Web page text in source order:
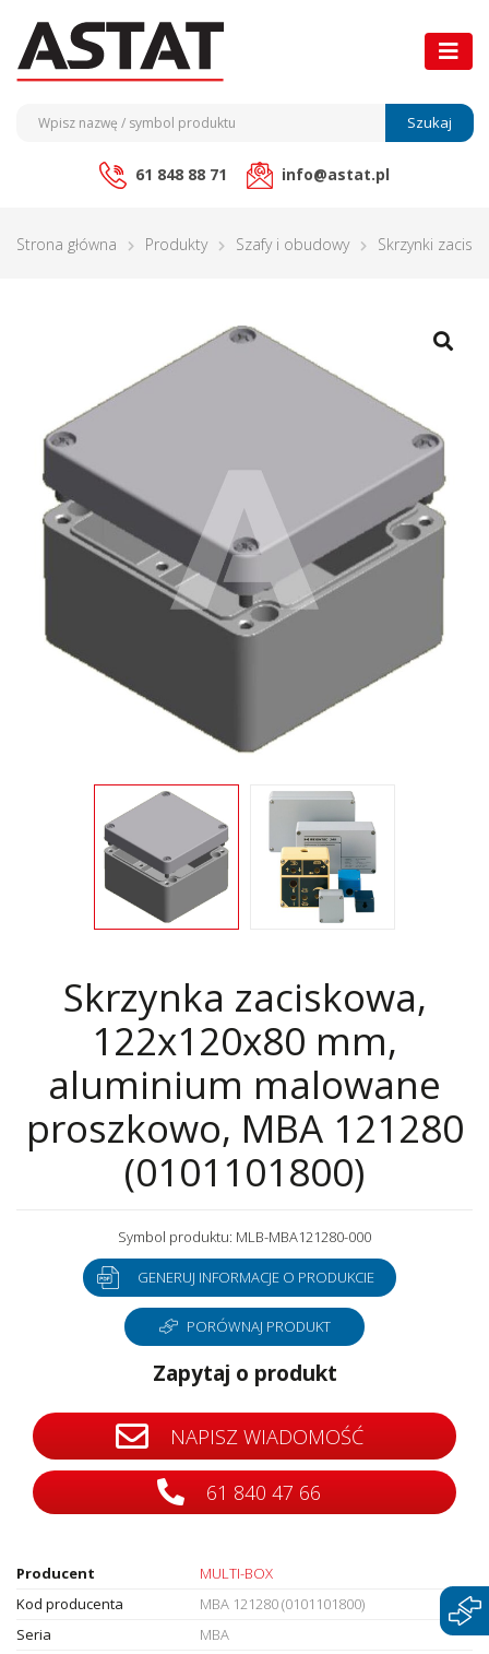
Szukaj
61 848 88 71 info@astat.pl
Strona główna Produkty Szafy i obudowy Skrzynki
Skrzynka zaciskowa,
122x120x80 mm,
aluminium malowane
proszkowo, MBA 121280
(0101101800)
Symbol produktu: MLB-MBA121280-000
GENERUJ INFORMACJE O PRODUKCIE
PORÓWNAJ PRODUKT
Zapytaj o produkt
NAPISZ WIADOMOŚĆ
61 840 47 66
Producent
MULTI-BOX
Kod producenta
MBA 121280 (0101101800)
Seria
MBA